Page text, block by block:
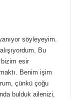
söyleyeyim.
Bu
bizim esir
Benim işim
çünkü çoğu
bulduk ailenizi,